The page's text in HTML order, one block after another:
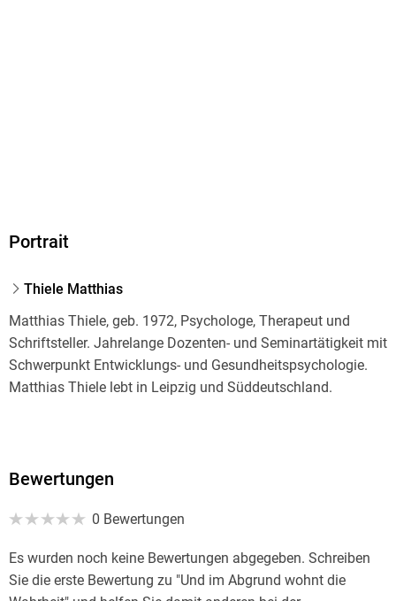
Portrait
Thiele Matthias
Matthias Thiele, geb. 1972, Psychologe, Therapeut und
Schriftsteller. Jahrelange Dozenten- und Seminartätigkeit mit
Schwerpunkt Entwicklungs- und Gesundheitspsychologie.
Matthias Thiele lebt in Leipzig und Süddeutschland.
Bewertungen
0 Bewertungen
Es wurden noch keine Bewertungen abgegeben. Schreiben
Sie die erste Bewertung zu "Und im Abgrund wohnt die